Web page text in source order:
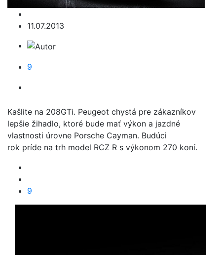
11.07.2013
9
Kašlite na 208GTi. Peugeot chystá pre zákazníkov
lepšie žihadlo, ktoré bude mať výkon a jazdné
vlastnosti úrovne Porsche Cayman. Budúci
rok príde na trh model RCZ R s výkonom 270 koní.
9